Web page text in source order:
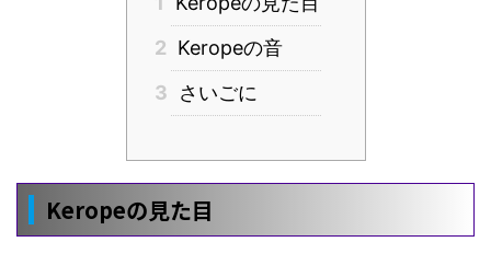
2 Keropeの音
3
さいごに
Keropeの見た目